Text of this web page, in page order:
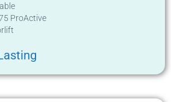
ProActive